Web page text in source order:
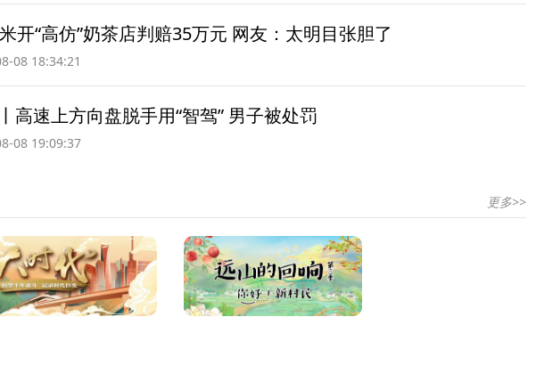
开“高仿”奶茶店判赔35万元 网友：太明目张胆了
08 18:34:21
高速上方向盘脱手用“智驾” 男子被处罚
08 19:09:37
更多>>